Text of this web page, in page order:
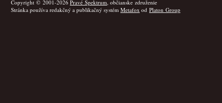
Copyright © 2001-2026 Pravé Spektrum, občianske združenie
Stránka používa redakčný a publikačný systém Metafox od Platon Group